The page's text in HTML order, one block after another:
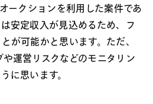
ークションを利用した案件であ
安定収入が見込めるため、フ
が可能かと思います。ただ、
運営リスクなどのモニタリン
に思います。